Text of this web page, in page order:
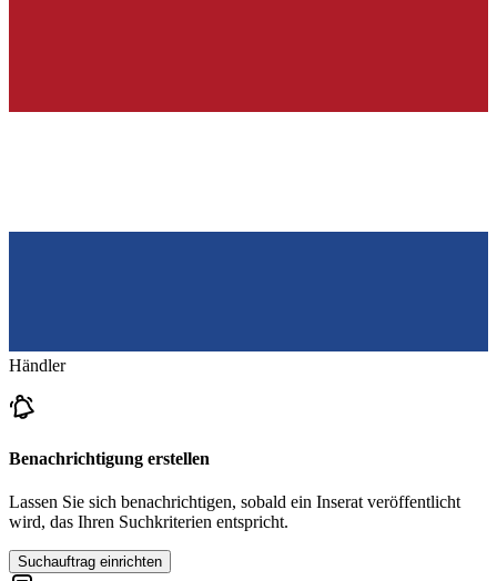
Händler
Benachrichtigung erstellen
Lassen Sie sich benachrichtigen, sobald ein Inserat veröffentlicht
wird, das Ihren Suchkriterien entspricht.
Suchauftrag einrichten